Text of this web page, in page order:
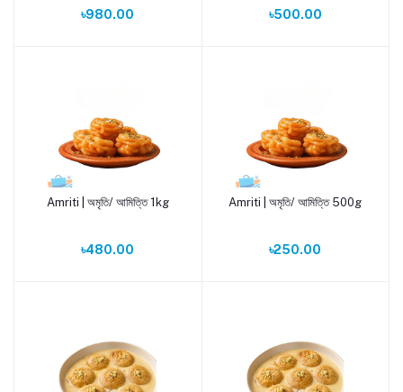
৳980.00 ৳500.00
Add to cart Amriti | অমৃতি/ আমিত্তি 1kg
৳480.00
Add to cart Amriti | অমৃতি/ আমিত্তি 500g
৳250.00